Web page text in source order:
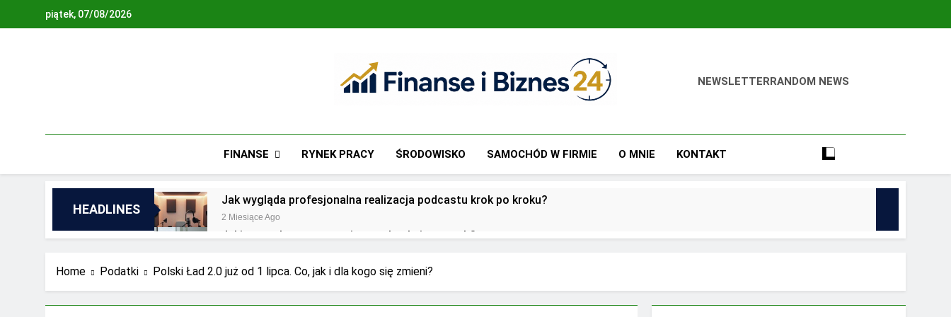
piątek, 07/08/2026
Finanse I Biznes 24
NEWSLETTERRANDOM NEWS
FINANSE RYNEK PRACY ŚRODOWISKO SAMOCHÓD W FIRMIE O MNIE KONTAKT
HEADLINES
Jak wygląda profesjonalna realizacja podcastu krok po kroku?
2 Miesiące Ago
Jakie są zalety outsourcingu usług księgowych?
Jakie wyzwania stoją przed biurami rachunkowymi w dobie cyfryzacji?
Najnowsze trendy w zarządzaniu biznesem rodzinnym
Home Podatki Polski Ład 2.0 już od 1 lipca. Co, jak i dla kogo się zmieni?